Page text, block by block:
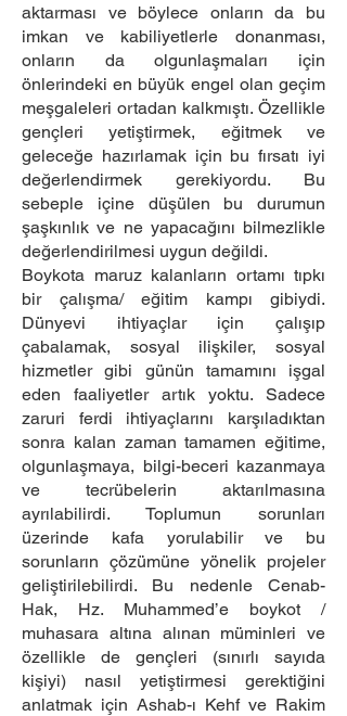
aktarması ve böylece onların da bu
imkan ve kabiliyetlerle donanması,
onların da olgunlaşmaları için
önlerindeki en büyük engel olan geçim
meşgaleleri ortadan kalkmıştı. Özellikle
gençleri yetiştirmek, eğitmek ve
geleceğe hazırlamak için bu fırsatı iyi
değerlendirmek gerekiyordu. Bu
sebeple içine düşülen bu durumun
şaşkınlık ve ne yapacağını bilmezlikle
değerlendirilmesi uygun değildi.
Boykota maruz kalanların ortamı tıpkı
bir çalışma/ eğitim kampı gibiydi.
Dünyevi ihtiyaçlar için çalışıp
çabalamak, sosyal ilişkiler, sosyal
hizmetler gibi günün tamamını işgal
eden faaliyetler artık yoktu. Sadece
zaruri ferdi ihtiyaçlarını karşıladıktan
sonra kalan zaman tamamen eğitime,
olgunlaşmaya, bilgi-beceri kazanmaya
ve tecrübelerin aktarılmasına
ayrılabilirdi. Toplumun sorunları
üzerinde kafa yorulabilir ve bu
sorunların çözümüne yönelik projeler
geliştirilebilirdi. Bu nedenle Cenab-
Hak, Hz. Muhammed’e boykot /
muhasara altına alınan müminleri ve
özellikle de gençleri (sınırlı sayıda
kişiyi) nasıl yetiştirmesi gerektiğini
anlatmak için Ashab-ı Kehf ve Rakim